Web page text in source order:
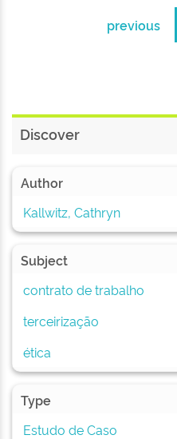
previous
Discover
Author
Kallwitz, Cathryn
Subject
contrato de trabalho
terceirização
ética
Type
Estudo de Caso